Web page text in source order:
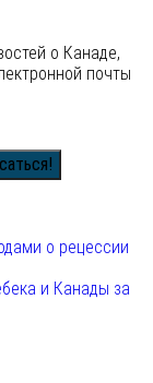
о Канаде,
о рецессии
и Канады за